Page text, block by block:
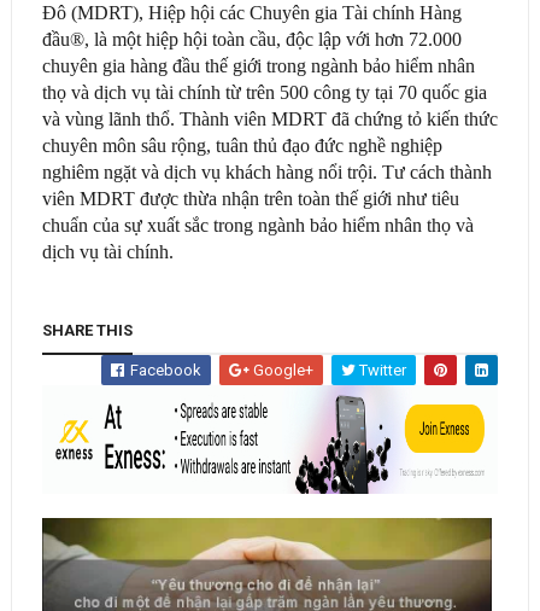
Đô (MDRT), Hiệp hội các Chuyên gia Tài chính Hàng
đầu®, là một hiệp hội toàn cầu, độc lập với hơn 72.000
chuyên gia hàng đầu thế giới trong ngành bảo hiểm nhân
thọ và dịch vụ tài chính từ trên 500 công ty tại 70 quốc gia
và vùng lãnh thổ. Thành viên MDRT đã chứng tỏ kiến thức
chuyên môn sâu rộng, tuân thủ đạo đức nghề nghiệp
nghiêm ngặt và dịch vụ khách hàng nổi trội. Tư cách thành
viên MDRT được thừa nhận trên toàn thế giới như tiêu
chuẩn của sự xuất sắc trong ngành bảo hiểm nhân thọ và
dịch vụ tài chính.
SHARE THIS
Facebook Google+ Twitter